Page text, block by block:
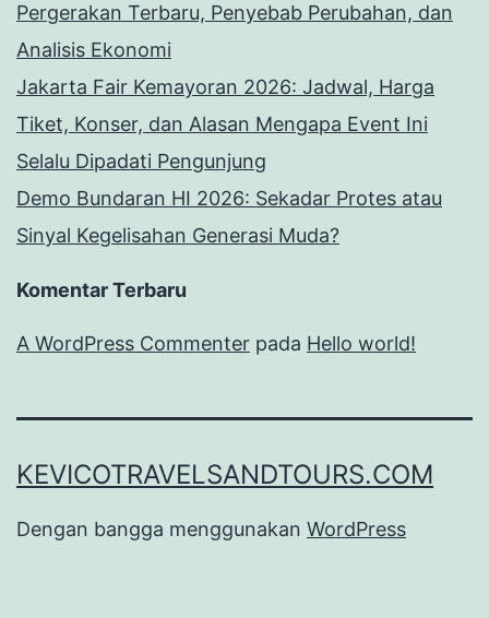
Pergerakan Terbaru, Penyebab Perubahan, dan
Analisis Ekonomi
Jakarta Fair Kemayoran 2026: Jadwal, Harga
Tiket, Konser, dan Alasan Mengapa Event Ini
Selalu Dipadati Pengunjung
Demo Bundaran HI 2026: Sekadar Protes atau
Sinyal Kegelisahan Generasi Muda?
Komentar Terbaru
A WordPress Commenter pada Hello world!
KEVICOTRAVELSANDTOURS.COM
Dengan bangga menggunakan WordPress